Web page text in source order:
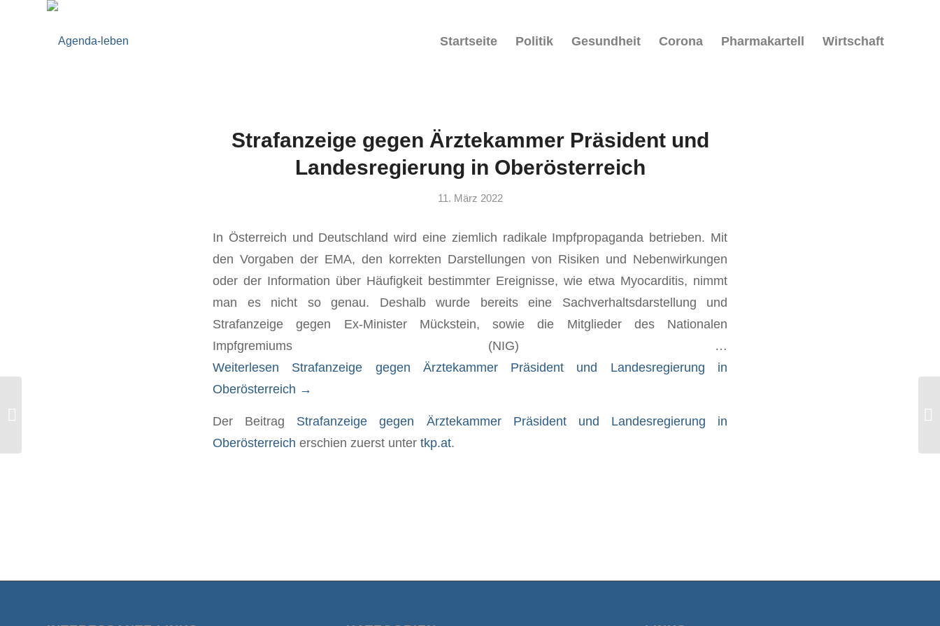
Startseite Politik Gesundheit Corona Pharmakartell Wirtschaft
Strafanzeige gegen Ärztekammer Präsident und
Landesregierung in Oberösterreich
11. März 2022
In Österreich und Deutschland wird eine ziemlich radikale Impfpropaganda betrieben. Mit
den Vorgaben der EMA, den korrekten Darstellungen von Risiken und Nebenwirkungen
oder der Information über Häufigkeit bestimmter Ereignisse, wie etwa Myocarditis, nimmt
man es nicht so genau. Deshalb wurde bereits eine Sachverhaltsdarstellung und
Strafanzeige gegen Ex-Minister Mückstein, sowie die Mitglieder des Nationalen
Impfgremiums (NIG) …
Weiterlesen Strafanzeige gegen Ärztekammer Präsident und Landesregierung in
Oberösterreich →
Der Beitrag Strafanzeige gegen Ärztekammer Präsident und Landesregierung in
Oberösterreich erschien zuerst unter tkp.at.